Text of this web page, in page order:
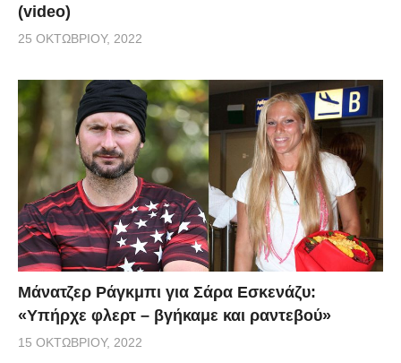
(video)
25 ΟΚΤΩΒΡΊΟΥ, 2022
Μάνατζερ Ράγκμπι για Σάρα Εσκενάζυ:
«Υπήρχε φλερτ – βγήκαμε και ραντεβού»
15 ΟΚΤΩΒΡΊΟΥ, 2022